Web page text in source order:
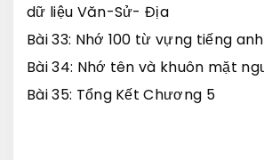
dữ liệu Văn-Sử- Địa
Bài 33: Nhớ 100 từ vựng tiếng
Bài 34: Nhớ tên và khuôn mặt
Bài 35: Tổng Kết Chương 5